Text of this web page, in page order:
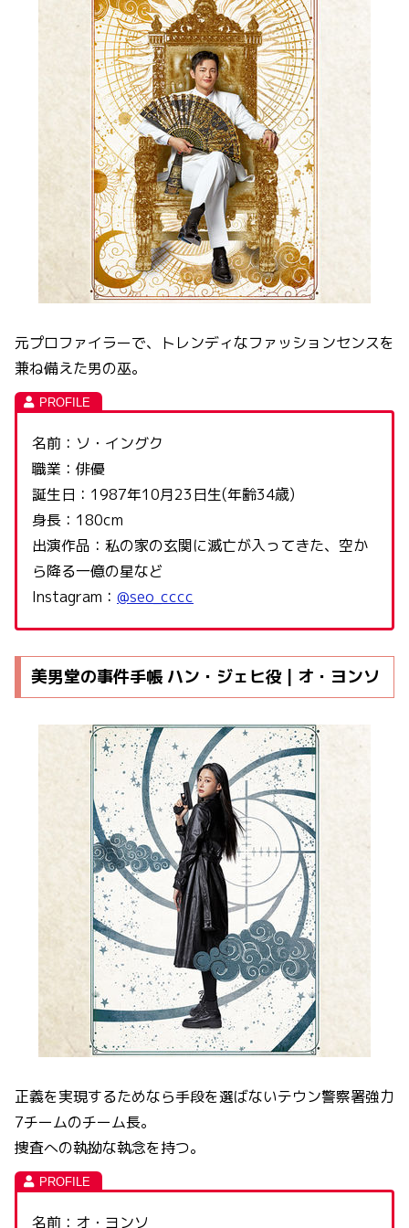
元プロファイラーで、トレンディなファッションセンスを
兼ね備えた男の巫。
名前：ソ・イングク
職業：俳優
誕生日：1987年10月23日生(年齢34歳)
身長：180cm
出演作品：私の家の玄関に滅亡が入ってきた、空か
ら降る一億の星など
Instagram： @seo_cccc
美男堂の事件手帳 ハン・ジェヒ役 | オ・ヨンソ
正義を実現するためなら手段を選ばないテウン警察署強力
7チームのチーム長。
捜査への執拗な執念を持つ。
名前：オ・ヨンソ